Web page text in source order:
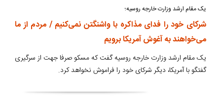
یک مقام ارشد وزارت خارجه روسیه؛
شرکای خود را فدای مذاکره با واشنگتن نمی‌کنیم / مردم از ما
می‌خواهند به آغوش آمریکا برویم
یک مقام ارشد وزارت خارجه روسیه گفت که مسکو صرفا جهت از سرگیری
گفتگو با آمریکا، دیگر شرکای خود را فراموش نخواهد کرد.